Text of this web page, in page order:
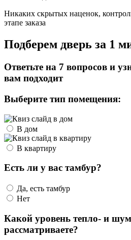
Никаких скрытых наценок,
этапе заказа
Подберем дверь за 1
Ответьте на 7 вопросов и
вам подходит
Выберите тип помещения:
В дом
В квартиру
Есть ли у вас тамбур?
Да, есть тамбур
Нет
Какой уровень тепло- и
рассматриваете?